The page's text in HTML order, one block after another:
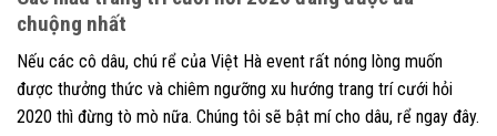
chuộng nhất
Nếu các cô dâu, chú rể của Việt Hà event rất nóng lòng muốn
được thưởng thức và chiêm ngưỡng xu hướng trang trí cưới hỏi
2020 thì đừng tò mò nữa. Chúng tôi sẽ bật mí cho dâu, rể ngay đây.